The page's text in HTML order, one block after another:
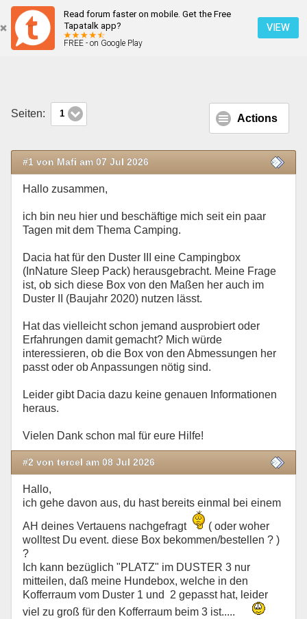
Read forum faster on mobile. Get the Free
Tapatalk app?
FREE - on Google Play
VIEW
InNature Sleep Pack Campingbox von Dacia
Seiten: 1 Actions
#1 von Mafi am 07 Jul 2026
Hallo zusammen,
ich bin neu hier und beschäftige mich seit ein paar
Tagen mit dem Thema Camping.
Dacia hat für den Duster III eine Campingbox
(InNature Sleep Pack) herausgebracht. Meine Frage
ist, ob sich diese Box von den Maßen her auch im
Duster II (Baujahr 2020) nutzen lässt.
Hat das vielleicht schon jemand ausprobiert oder
Erfahrungen damit gemacht? Mich würde
interessieren, ob die Box von den Abmessungen her
passt oder ob Anpassungen nötig sind.
Leider gibt Dacia dazu keine genauen Informationen
heraus.
Vielen Dank schon mal für eure Hilfe!
#2 von tercel am 08 Jul 2026
Hallo,
ich gehe davon aus, du hast bereits einmal bei einem
AH deines Vertauens nachgefragt
( oder woher
wolltest Du event. diese Box bekommen/bestellen ? )
?
Ich kann bezüglich "PLATZ" im DUSTER 3 nur
mitteilen, daß meine Hundebox, welche in den
Kofferraum vom Duster 1 und 2 gepasst hat, leider
viel zu groß für den Kofferraum beim 3 ist.....